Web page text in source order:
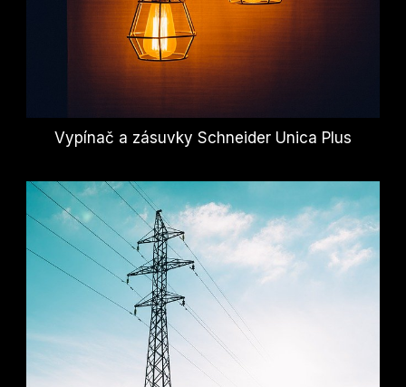
Vypínač a zásuvky Schneider Unica Plus